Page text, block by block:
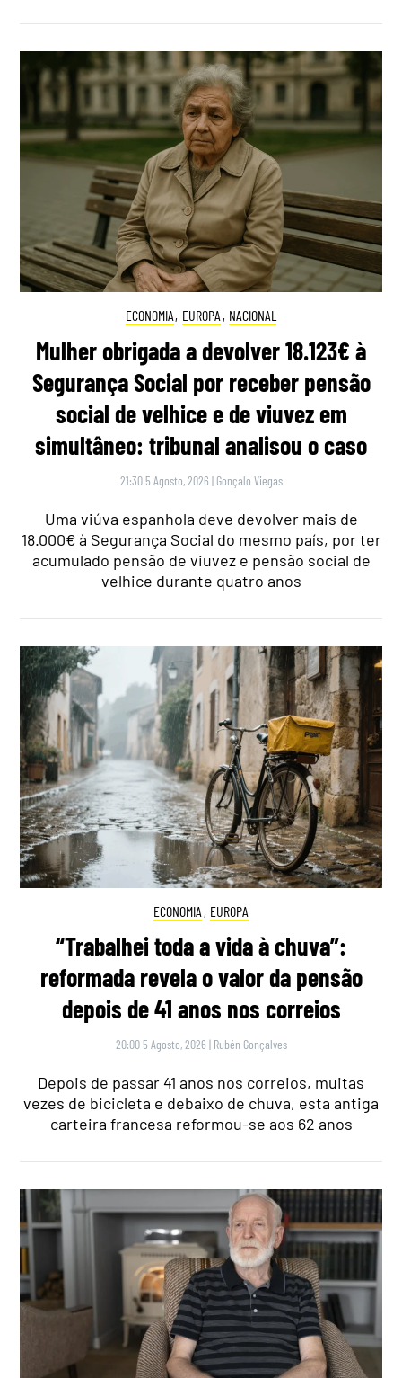
ECONOMIA, EUROPA , NACIONAL
Mulher obrigada a devolver 18.123€ à
Segurança Social por receber pensão
social de velhice e de viuvez em
simultâneo: tribunal analisou o caso
21:30 5 Agosto, 2026 | Gonçalo Viegas
Uma viúva espanhola deve devolver mais de
18.000€ à Segurança Social do mesmo país, por ter
acumulado pensão de viuvez e pensão social de
velhice durante quatro anos
ECONOMIA , EUROPA
“Trabalhei toda a vida à chuva”:
reformada revela o valor da pensão
depois de 41 anos nos correios
20:00 5 Agosto, 2026 | Rubén Gonçalves
Depois de passar 41 anos nos correios, muitas
vezes de bicicleta e debaixo de chuva, esta antiga
carteira francesa reformou-se aos 62 anos